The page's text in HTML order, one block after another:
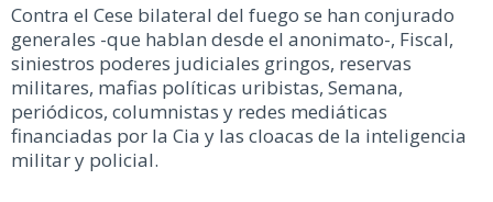
Contra el Cese bilateral del fuego se han conjurado
generales -que hablan desde el anonimato-, Fiscal,
siniestros poderes judiciales gringos, reservas
militares, mafias políticas uribistas, Semana,
periódicos, columnistas y redes mediáticas
financiadas por la Cia y las cloacas de la inteligencia
militar y policial.